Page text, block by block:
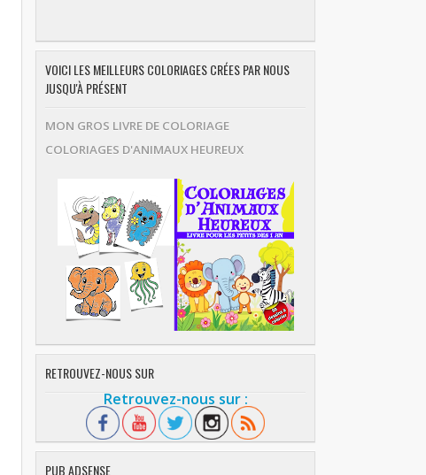
VOICI LES MEILLEURS COLORIAGES CRÉES PAR NOUS
JUSQU'À PRÉSENT
MON GROS LIVRE DE COLORIAGE
COLORIAGES D'ANIMAUX HEUREUX
RETROUVEZ-NOUS SUR
Retrouvez-nous sur :
PUB ADSENSE